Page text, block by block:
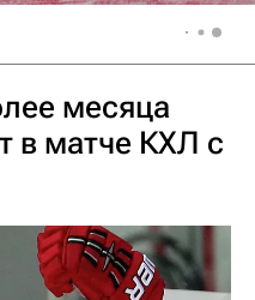
месяца
в матче КХЛ с